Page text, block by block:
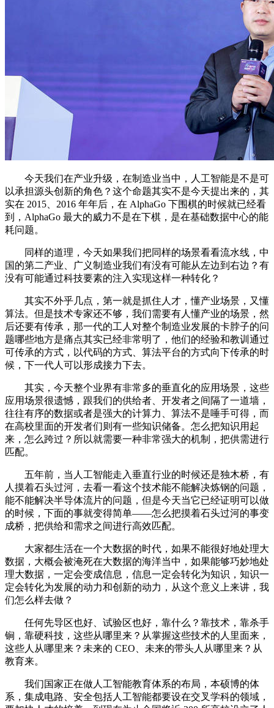
今天我们在产业升级，在制造业当中，人工智能是不是可
以承担源头创新的角色？这个命题其实不是今天提出来的，其
实在 2015、2016 年年后，在 AlphaGo 下围棋的时候就已经看
到，AlphaGo 最大的威力不是在下棋，是在基础数据中心的能
耗问题。
同样的道理，今天如果我们把同样的场景看看流水线，中
国的第二产业、广义制造业我们有没有可能从左边到右边？有
没有可能通过科技要素的注入实现这样一种转化？
其实不外乎几点，第一就是抓住人才，懂产业场景，又懂
算法。但是技术专家还不够，我们需要有人懂产业的场景，然
后还要有传承，那一代的工人对整个制造业发展的卡脖子的问
题哪些地方是痛点其实已经非常明了，他们的经验和教训通过
可传承的方式，以代码的方式、算法平台的方式向下传承的时
候，下一代人可以形成接力下去。
其实，今天整个业界有非常多的垂直化的应用场景，这些
应用场景很遗憾，跟我们的供给者、开发者之间隔了一道墙，
往往有序的数据或者是强大的计算力、算法不是唾手可得，而
在高校里面的开发者们则有一些知识储备。怎么把知识用起
来，怎么跨过？所以就需要一种非常强大的机制，把供需进行
匹配。
五年前，当人工智能走入垂直行业的时候还是独木桥，有
人摸着石头过河，去看一看这个技术能不能解决炼钢的问题，
能不能解决半导体流片的问题，但是今天当它已经证明可以做
的时候，下面的事就变得简单——怎么把摸着石头过河的事变
成桥，把供给和需求之间进行高效匹配。
大家都生活在一个大数据的时代，如果不能很好地处理大
数据，大概会被淹死在大数据的海洋当中，如果能够巧妙地处
理大数据，一定会变成信息，信息一定会转化为知识，知识一
定会转化为发展的动力和创新的动力，从这个意义上来讲，我
们怎么样去做？
任何先导区也好、试验区也好，靠什么？靠技术，靠杀手
锏，靠硬科技，这些从哪里来？从掌握这些技术的人里面来，
这些人从哪里来？未来的 CEO、未来的带头人从哪里来？从
教育来。
我们国家正在做人工智能教育体系的布局，本硕博的体
系，集成电路、安全包括人工智能都要设在交叉学科的领域，